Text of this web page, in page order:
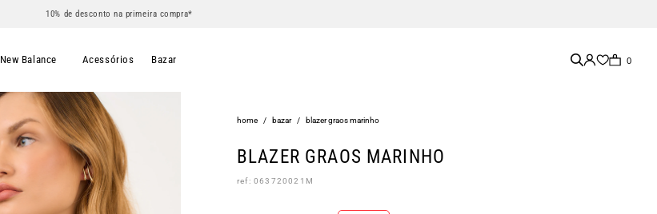
10% de desconto na primeira compra*
0
New Balance Acessórios Bazar
home / bazar / blazer graos marinho
BLAZER GRAOS MARINHO
ref: 063720021M